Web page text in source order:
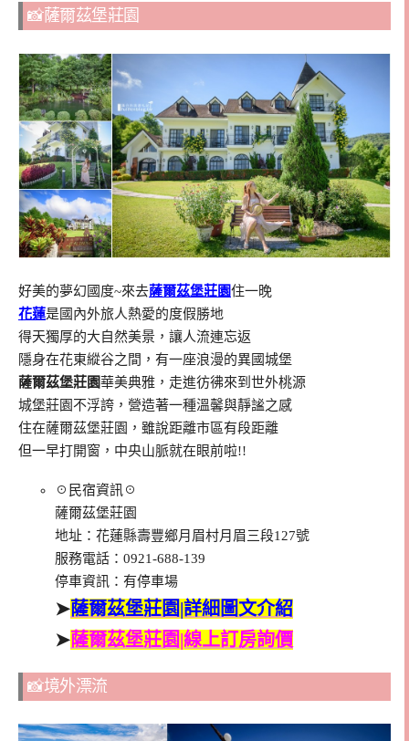
📸薩爾茲堡莊園
好美的夢幻國度~來去薩爾茲堡莊園住一晚
花蓮是國內外旅人熱愛的度假勝地
得天獨厚的大自然美景，讓人流連忘返
隱身在花東縱谷之間，有一座浪漫的異國城堡
薩爾茲堡莊園華美典雅，走進彷彿來到世外桃源
城堡莊園不浮誇，營造著一種溫馨與靜謐之感
住在薩爾茲堡莊園，雖說距離市區有段距離
但一早打開窗，中央山脈就在眼前啦!!
☉民宿資訊☉
薩爾茲堡莊園
地址：花蓮縣壽豐鄉月眉村月眉三段127號
服務電話：0921-688-139
停車資訊：有停車場
➤薩爾茲堡莊園|詳細圖文介紹
➤薩爾茲堡莊園|線上訂房詢價
📸境外漂流